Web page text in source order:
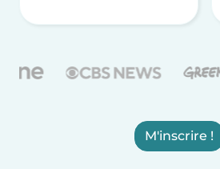
M'inscrire !